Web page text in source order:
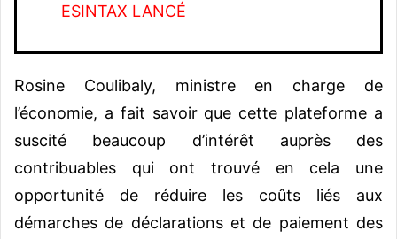
ESINTAX LANCÉ
Rosine Coulibaly, ministre en charge de
l’économie, a fait savoir que cette plateforme a
suscité beaucoup d’intérêt auprès des
contribuables qui ont trouvé en cela une
opportunité de réduire les coûts liés aux
démarches de déclarations et de paiement des